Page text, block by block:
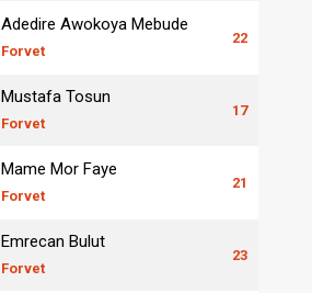
Adedire Awokoya Mebude
Forvet
22
Mustafa Tosun
Forvet
17
Mame Mor Faye
Forvet
21
Emrecan Bulut
Forvet
23